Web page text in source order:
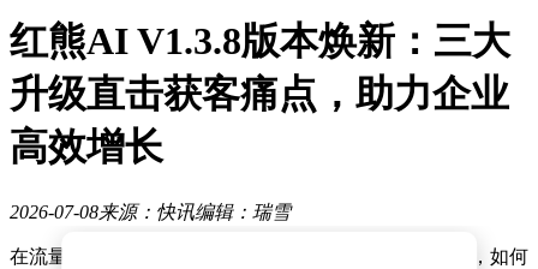
红熊AI V1.3.8版本焕新：三大
升级直击获客痛点，助力企业
高效增长
2026-07-08来源：快讯编辑：瑞雪
在流量红利逐渐消退、企业获客成本持续攀升的背景下，如何